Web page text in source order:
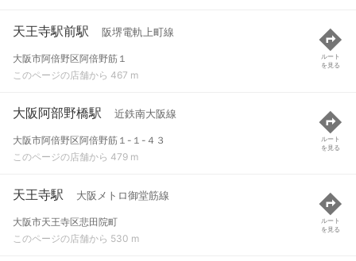
天王寺駅前駅 阪堺電軌上町線
大阪市阿倍野区阿倍野筋１
このページの店舗から 467 m
ルート
を見る
大阪阿部野橋駅 近鉄南大阪線
大阪市阿倍野区阿倍野筋１-１-４３
このページの店舗から 479 m
ルート
を見る
天王寺駅 大阪メトロ御堂筋線
大阪市天王寺区悲田院町
このページの店舗から 530 m
ルート
を見る